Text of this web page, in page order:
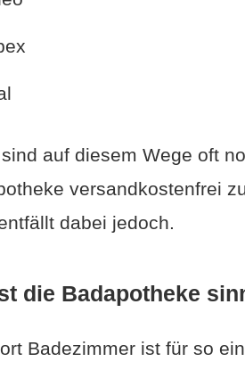
auf diesem Wege oft
versandkostenfrei
dabei jedoch.
die Badapotheke
Badezimmer ist für so